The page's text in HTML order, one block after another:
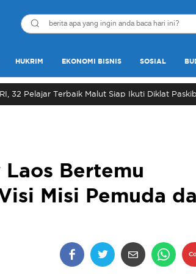
HUKRIM EKONOMI BISNIS SOSIAL
32 Pelajar Terbaik Malut Siap Ikuti Diklat
Bertemu
Misi Pemuda